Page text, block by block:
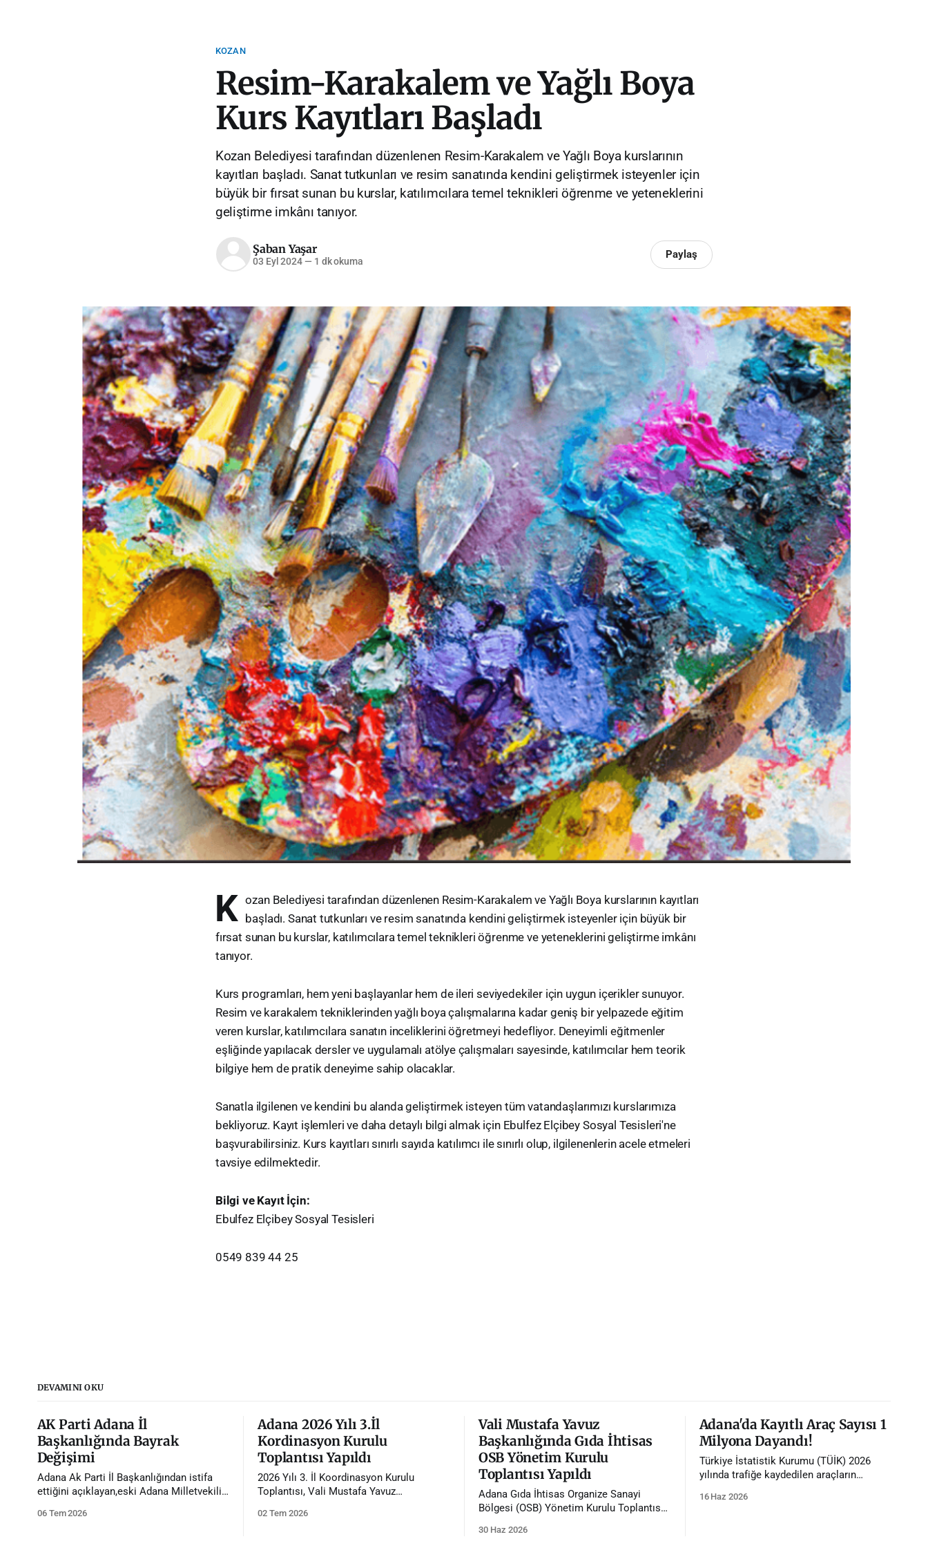
KOZAN
Resim-Karakalem ve Yağlı Boya
Kurs Kayıtları Başladı
Kozan Belediyesi tarafından düzenlenen Resim-Karakalem ve Yağlı Boya kurslarının
kayıtları başladı. Sanat tutkunları ve resim sanatında kendini geliştirmek isteyenler için
büyük bir fırsat sunan bu kurslar, katılımcılara temel teknikleri öğrenme ve yeteneklerini
geliştirme imkânı tanıyor.
Şaban Yaşar
03 Eyl 2024 — 1 dk okuma
Paylaş
K ozan Belediyesi tarafından düzenlenen Resim-Karakalem ve Yağlı Boya kurslarının kayıtları
başladı. Sanat tutkunları ve resim sanatında kendini geliştirmek isteyenler için büyük bir
fırsat sunan bu kurslar, katılımcılara temel teknikleri öğrenme ve yeteneklerini geliştirme imkânı
tanıyor.
Kurs programları, hem yeni başlayanlar hem de ileri seviyedekiler için uygun içerikler sunuyor.
Resim ve karakalem tekniklerinden yağlı boya çalışmalarına kadar geniş bir yelpazede eğitim
veren kurslar, katılımcılara sanatın inceliklerini öğretmeyi hedefliyor. Deneyimli eğitmenler
eşliğinde yapılacak dersler ve uygulamalı atölye çalışmaları sayesinde, katılımcılar hem teorik
bilgiye hem de pratik deneyime sahip olacaklar.
Sanatla ilgilenen ve kendini bu alanda geliştirmek isteyen tüm vatandaşlarımızı kurslarımıza
bekliyoruz. Kayıt işlemleri ve daha detaylı bilgi almak için Ebulfez Elçibey Sosyal Tesisleri'ne
başvurabilirsiniz. Kurs kayıtları sınırlı sayıda katılımcı ile sınırlı olup, ilgilenenlerin acele etmeleri
tavsiye edilmektedir.
Bilgi ve Kayıt İçin:
Ebulfez Elçibey Sosyal Tesisleri
0549 839 44 25
DEVAMINI OKU
AK Parti Adana İl
Başkanlığında Bayrak
Değişimi
Adana Ak Parti İl Başkanlığından istifa
ettiğini açıklayan,eski Adana Milletvekili
Özkan atandı.
06 Tem 2026
Adana 2026 Yılı 3.İl
Kordinasyon Kurulu
Toplantısı Yapıldı
2026 Yılı 3. İl Koordinasyon Kurulu
Toplantısı, Vali Mustafa Yavuz
02 Tem 2026
Vali Mustafa Yavuz
Başkanlığında Gıda İhtisas
OSB Yönetim Kurulu
Toplantısı Yapıldı
Adana Gıda İhtisas Organize Sanayi
Bölgesi (OSB) Yönetim Kurulu Toplantısı,
gerçekleştirildi.
30 Haz 2026
Adana'da Kayıtlı Araç Sayısı 1
Milyona Dayandı!
Türkiye İstatistik Kurumu (TÜİK) 2026
yılında trafiğe kaydedilen araçların
Adana'da trafiğe kayıtlı araç sayısı 1
16 Haz 2026